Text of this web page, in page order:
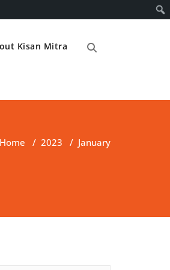
Kisan Mitra
Home / 2023 / January